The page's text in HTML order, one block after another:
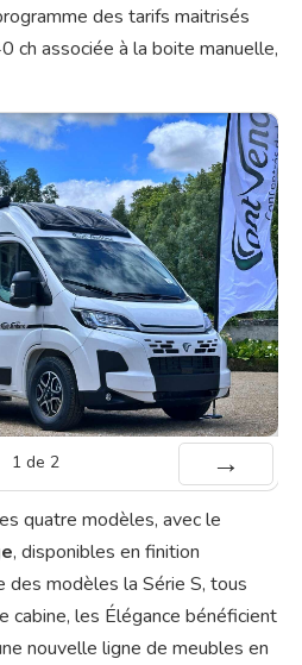
des tarifs maitrisés
ch associée à la boite manuelle,
1 de 2
quatre modèles, avec le
, disponibles en finition
des modèles la Série S, tous
cabine, les Élégance bénéficient
nouvelle ligne de meubles en